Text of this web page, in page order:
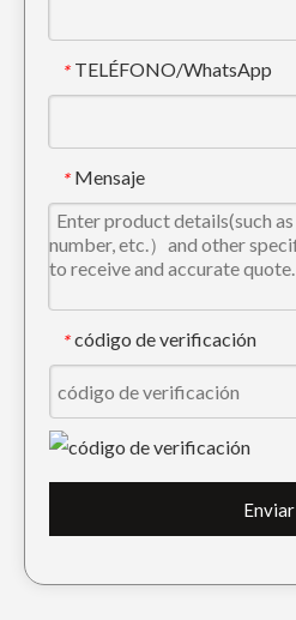
* TELÉFONO/WhatsApp
* Mensaje
* código de verificación
Enviar